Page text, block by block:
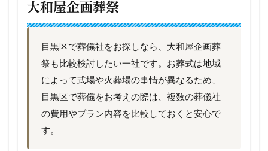
大和屋企画葬祭
目黒区で葬儀社をお探しなら、大和屋企画葬
祭も比較検討したい一社です。お葬式は地域
によって式場や火葬場の事情が異なるため、
目黒区で葬儀をお考えの際は、複数の葬儀社
の費用やプラン内容を比較しておくと安心で
す。